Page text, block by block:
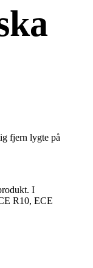
fjern lygte på
I
R10, ECE